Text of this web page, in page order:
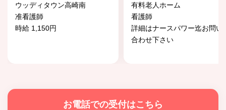
ウッディタウン高崎南
准看護師
時給 1,150円
有料老人ホーム
看護師
詳細はナースパワー迄お問い
合わせ下さい
お電話での受付はこちら